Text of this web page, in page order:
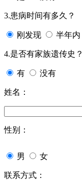
3.患病时间有多久？
刚发现 半年内
4.是否有家族遗传史？
有 没有
姓名：
性别：
男 女
联系方式：